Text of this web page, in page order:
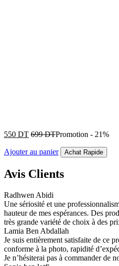
550 DT 699DTPromotion - 21%
Ajouter au panier Achat Rapide
Avis Clients
Radhwen Abidi
Une sériosité et une
hauteur de mes espérances. Des
très grande variété de choix à des
Lamia Ben Abdallah
Je suis entièrement satisfaite de ce
conforme à la photo, rapidité
Je n’hésiterai pas à commander de